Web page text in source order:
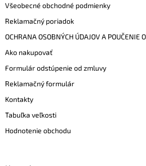
Všeobecné obchodné podmienky
Reklamačný poriadok
OCHRANA OSOBNÝCH ÚDAJOV A POUČENIE
Ako nakupovať
Formulár odstúpenie od zmluvy
Reklamačný formulár
Kontakty
Tabuľka veľkosti
Hodnotenie obchodu